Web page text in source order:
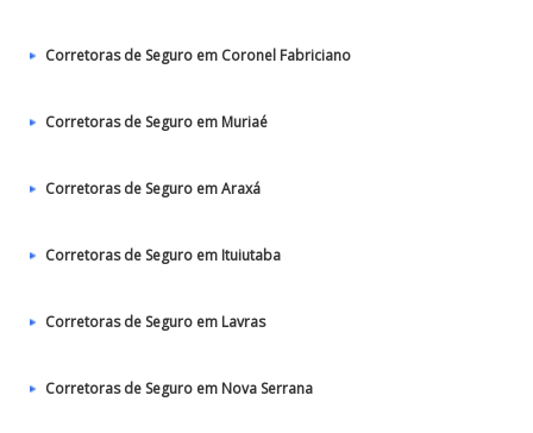
Corretoras de Seguro em Coronel Fabriciano
Corretoras de Seguro em Muriaé
Corretoras de Seguro em Araxá
Corretoras de Seguro em Ituiutaba
Corretoras de Seguro em Lavras
Corretoras de Seguro em Nova Serrana